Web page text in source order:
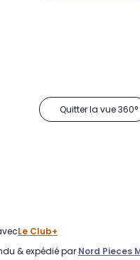
Quitter la vue 360°
Le Club+
& expédié par Nord Pieces